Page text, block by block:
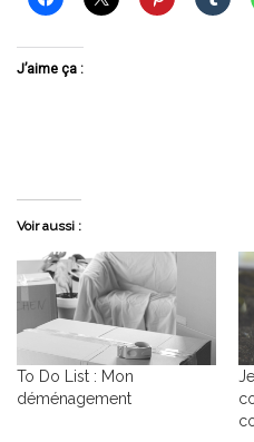
J’aime ça :
Voir aussi :
To Do List : Mon
déménagement